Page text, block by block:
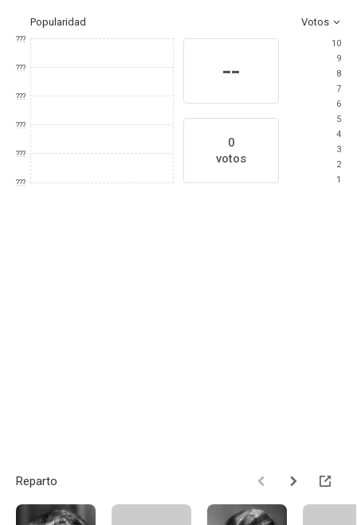
Popularidad Votos
???
???
???
???
???
???
--
0
votos
10
9
8
7
6
5
4
3
2
1
Reparto